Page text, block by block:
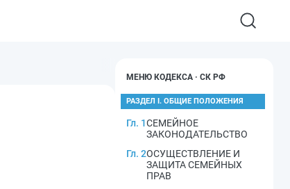
МЕНЮ КОДЕКСА · СК РФ
РАЗДЕЛ I. ОБЩИЕ ПОЛОЖЕНИЯ
Гл. 1СЕМЕЙНОЕ
ЗАКОНОДАТЕЛЬСТВО
Гл. 2ОСУЩЕСТВЛЕНИЕ И
ЗАЩИТА СЕМЕЙНЫХ
ПРАВ